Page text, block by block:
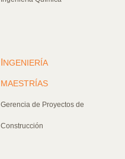
NGENIERÍA
MAESTRÍAS
Gerencia de Proyectos de
Construcción